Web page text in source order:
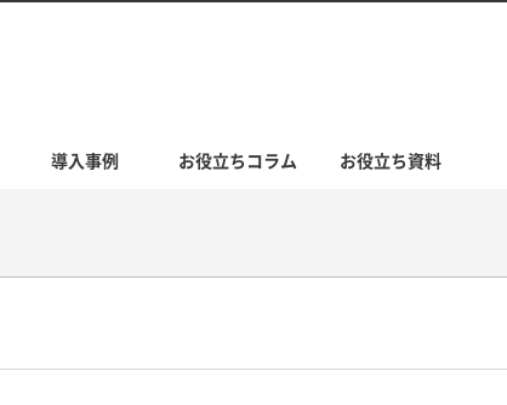
導入事例 お役立ちコラム お役立ち資料